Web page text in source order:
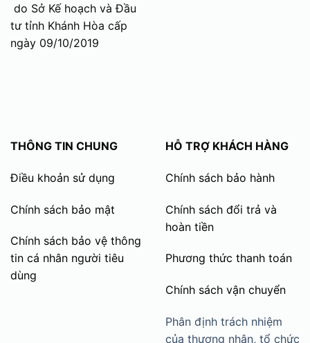
do Sở Kế hoạch và Đầu
tư tỉnh Khánh Hòa cấp
ngày 09/10/2019
THÔNG TIN CHUNG
Điều khoản sử dụng
Chính sách bảo mật
Chính sách bảo vệ thông
tin cá nhân người tiêu
dùng
HỖ TRỢ KHÁCH HÀNG
Chính sách bảo hành
Chính sách đổi trả và
hoàn tiền
Phương thức thanh toán
Chính sách vận chuyển
Phân định trách nhiệm
của thương nhân, tổ chức